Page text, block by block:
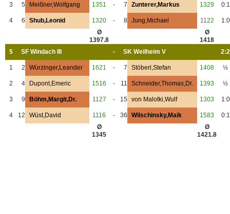
3 5 Meißner,Wolfgang 1351 - 7 Zunterer,Markus 1329 0:1
4 6 Shub,Leonid 1320 - 8 Jung,Michael 1122
1:0
Ø
1397.8
Ø
1418
5
SF Windach III - SK Weilheim V 2:2
1 2 Würzinger,Leander 1621 - 7 Stöberl,Stefan 1408 ½
2 4 Dupont,Emeric 1516 - 11 Schneider,Thomas,Dr. 1393 ½
3 9 Böhm,Margit,Dr. 1127 - 15 von Malotki,Wulf 1303 1:0
4 12 Wüst,David 1116 - 36 Wilschinsky,Maik 1583
0:1
Ø
1345
Ø
1421.8